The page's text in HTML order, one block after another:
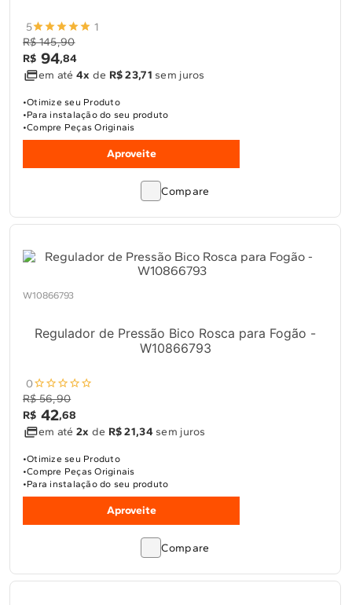
5
1
R$ 145,90
R$ 94,84
em até 4x de R$ 23,71 sem juros
Otimize seu Produto
Para instalação do seu produto
Compre Peças Originais
Aproveite
Compare
W10866793
Regulador de Pressão Bico Rosca para Fogão -
W10866793
0
R$ 56,90
R$ 42,68
em até 2x de R$ 21,34sem juros
Otimize seu Produto
Compre Peças Originais
Para instalação do seu produto
Aproveite
Compare